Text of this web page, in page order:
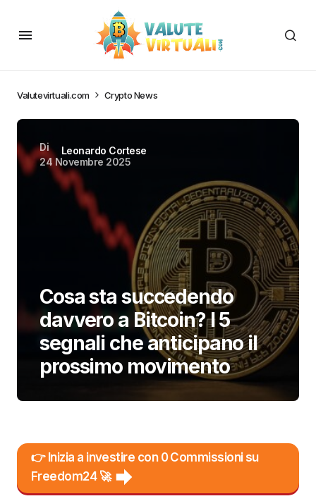
Valutevirtuali.com Crypto News
Di
Leonardo Cortese
24 Novembre 2025
Cosa sta succedendo
davvero a Bitcoin? I 5
segnali che anticipano il
prossimo movimento
👉 Inizia a investire con 0 Commissioni su
Freedom24 🚀